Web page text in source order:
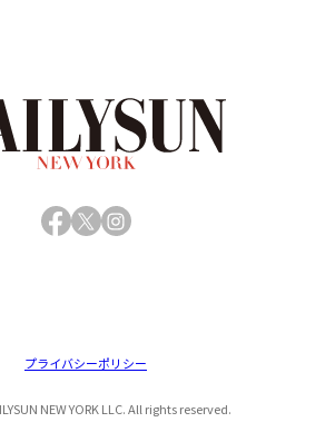
Facebook
X Instagram
NEW YORK LLC. All rights reserved.
プライバシーポリシー